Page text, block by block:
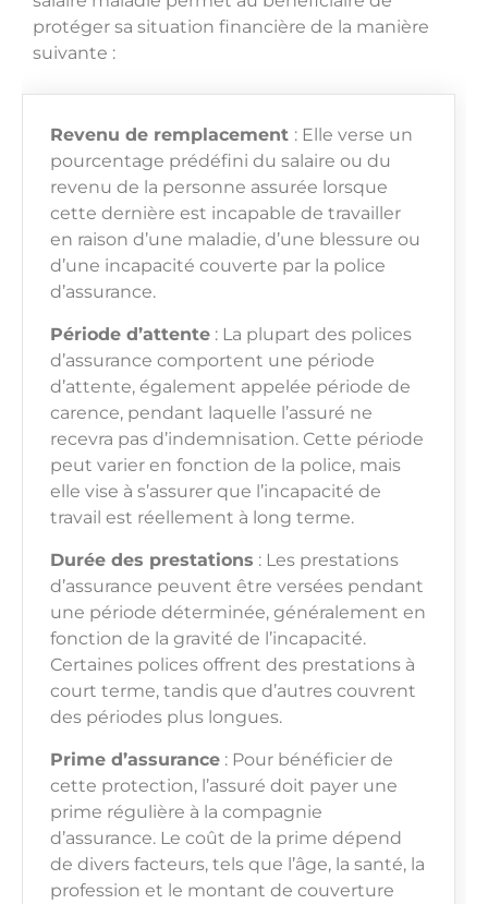
protéger sa situation financière de la manière
suivante :
Revenu de remplacement : Elle verse un
pourcentage prédéfini du salaire ou du
revenu de la personne assurée lorsque
cette dernière est incapable de travailler
en raison d’une maladie, d’une blessure ou
d’une incapacité couverte par la police
d’assurance.
Période d’attente : La plupart des polices
d’assurance comportent une période
d’attente, également appelée période de
carence, pendant laquelle l’assuré ne
recevra pas d’indemnisation. Cette période
peut varier en fonction de la police, mais
elle vise à s’assurer que l’incapacité de
travail est réellement à long terme.
Durée des prestations : Les prestations
d’assurance peuvent être versées pendant
une période déterminée, généralement en
fonction de la gravité de l’incapacité.
Certaines polices offrent des prestations à
court terme, tandis que d’autres couvrent
des périodes plus longues.
Prime d’assurance : Pour bénéficier de
cette protection, l’assuré doit payer une
prime régulière à la compagnie
d’assurance. Le coût de la prime dépend
de divers facteurs, tels que l’âge, la santé, la
profession et le montant de couverture